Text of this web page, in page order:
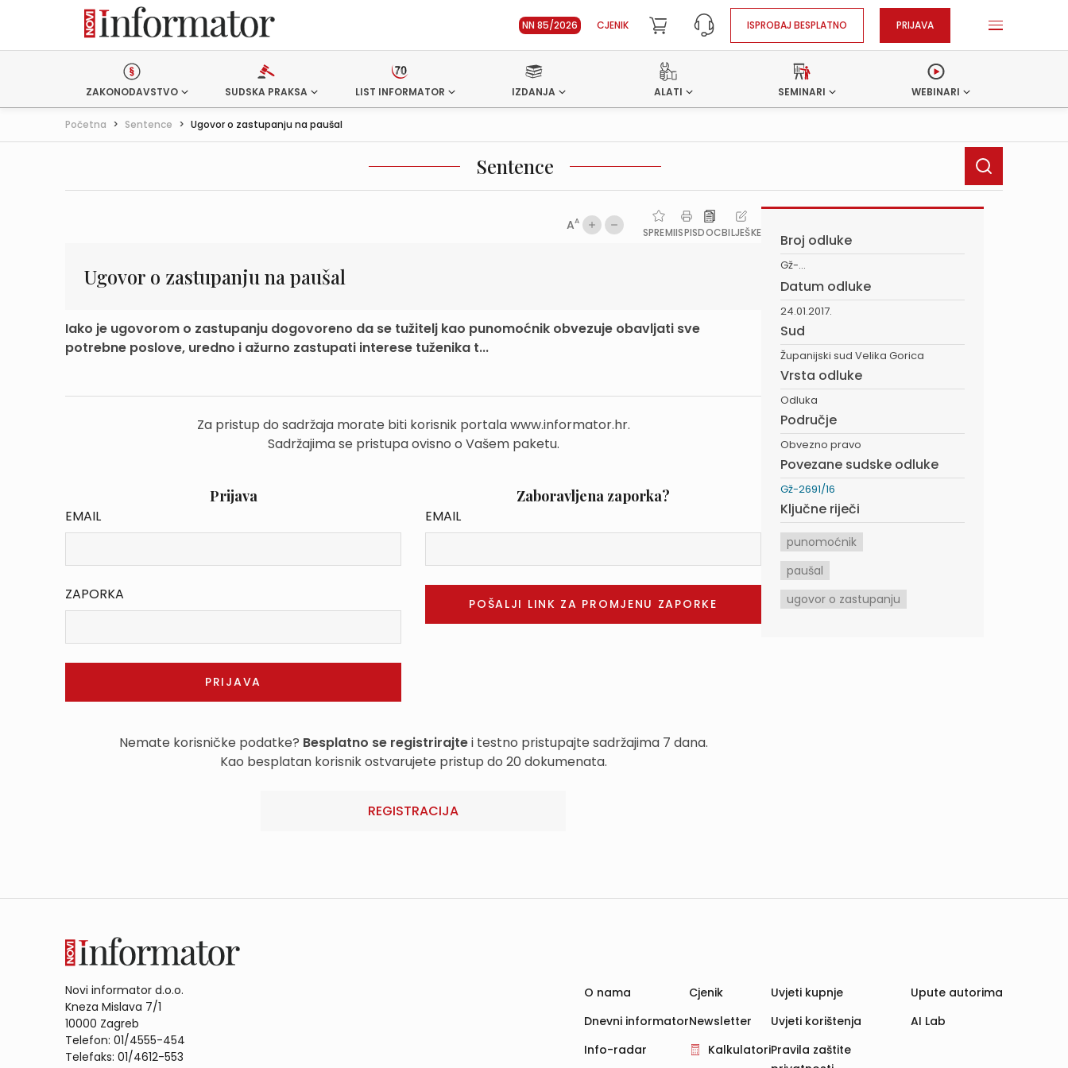
NN 85/2026 CJENIK ISPROBAJ BESPLATNO PRIJAVA
ZAKONODAVSTVO SUDSKA PRAKSA LIST INFORMATOR IZDANJA ALATI SEMINARI WEBINARI
Početna > Sentence > Ugovor o zastupanju na paušal
Sentence
AA
SPREMIISPISDOCBILJEŠKE
Ugovor o zastupanju na paušal
Iako je ugovorom o zastupanju dogovoreno da se tužitelj kao punomoćnik obvezuje obavljati sve
potrebne poslove, uredno i ažurno zastupati interese tuženika t...
Za pristup do sadržaja morate biti korisnik portala www.informator.hr.
Sadržajima se pristupa ovisno o Vašem paketu.
Prijava
EMAIL
ZAPORKA
Zaboravljena zaporka?
EMAIL
Nemate korisničke podatke? Besplatno se registrirajtei testno pristupajte sadržajima 7 dana.
Kao besplatan korisnik ostvarujete pristup do 20 dokumenata.
REGISTRACIJA
Broj odluke
Gž-...
Datum odluke
24.01.2017.
Sud
Županijski sud Velika Gorica
Vrsta odluke
Odluka
Područje
Obvezno pravo
Povezane sudske odluke
Gž-2691/16
Ključne riječi
punomoćnik
paušal
ugovor o zastupanju
Novi informator d.o.o.
Kneza Mislava 7/1
10000 Zagreb
Telefon: 01/4555-454
Telefaks: 01/4612-553
O nama
Dnevni informator
Info-radar
Cjenik
Newsletter
Kalkulatori
Uvjeti kupnje
Uvjeti korištenja
Pravila zaštite
Upute autorima
AI Lab